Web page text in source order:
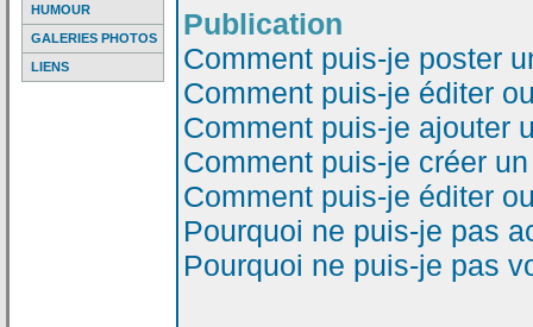
HUMOUR
GALERIES PHOTOS
LIENS
Publication
Comment puis-je poster
Comment puis-je éditer
Comment puis-je ajouter
Comment puis-je créer
Comment puis-je éditer
Pourquoi ne puis-je pas
Pourquoi ne puis-je pas